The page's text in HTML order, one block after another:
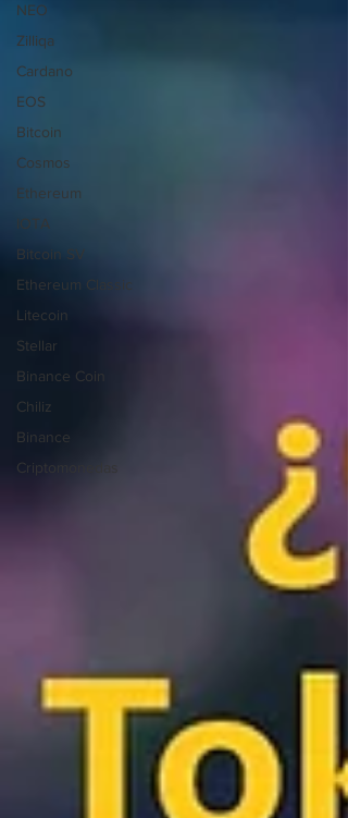
NEO
Zilliqa
Cardano
EOS
Bitcoin
Cosmos
Ethereum
IOTA
Bitcoin SV
Ethereum Classic
Litecoin
Stellar
Binance Coin
Chiliz
Binance
Criptomonedas